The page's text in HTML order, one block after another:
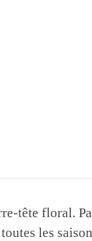
tête floral.
les